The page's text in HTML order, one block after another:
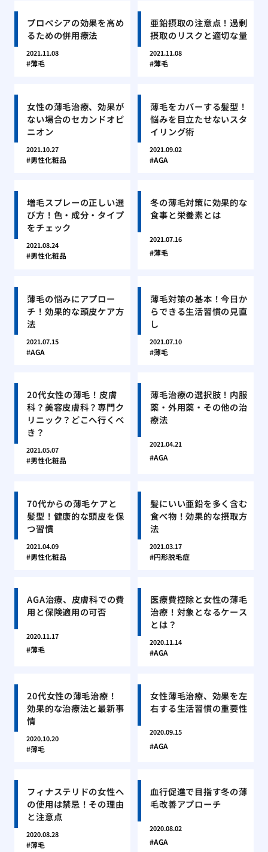
プロペシアの効果を高め
るための併用療法
2021.11.08
薄毛
亜鉛摂取の注意点！過剰
摂取のリスクと適切な量
2021.11.08
薄毛
女性の薄毛治療、効果が
ない場合のセカンドオピ
ニオン
2021.10.27
男性化粧品
薄毛をカバーする髪型！
悩みを目立たせないスタ
イリング術
2021.09.02
AGA
増毛スプレーの正しい選
び方！色・成分・タイプ
をチェック
2021.08.24
男性化粧品
冬の薄毛対策に効果的な
食事と栄養素とは
2021.07.16
薄毛
薄毛の悩みにアプロー
チ！効果的な頭皮ケア方
法
2021.07.15
AGA
薄毛対策の基本！今日か
らできる生活習慣の見直
し
2021.07.10
薄毛
20代女性の薄毛！皮膚
科？美容皮膚科？専門ク
リニック？どこへ行くべ
き？
2021.05.07
男性化粧品
薄毛治療の選択肢！内服
薬・外用薬・その他の治
療法
2021.04.21
AGA
70代からの薄毛ケアと
髪型！健康的な頭皮を保
つ習慣
2021.04.09
男性化粧品
髪にいい亜鉛を多く含む
食べ物！効果的な摂取方
法
2021.03.17
円形脱毛症
AGA治療、皮膚科での費
用と保険適用の可否
2020.11.17
薄毛
医療費控除と女性の薄毛
治療！対象となるケース
とは？
2020.11.14
AGA
20代女性の薄毛治療！
効果的な治療法と最新事
情
2020.10.20
薄毛
女性薄毛治療、効果を左
右する生活習慣の重要性
2020.09.15
AGA
フィナステリドの女性へ
の使用は禁忌！その理由
と注意点
2020.08.28
薄毛
血行促進で目指す冬の薄
毛改善アプローチ
2020.08.02
AGA